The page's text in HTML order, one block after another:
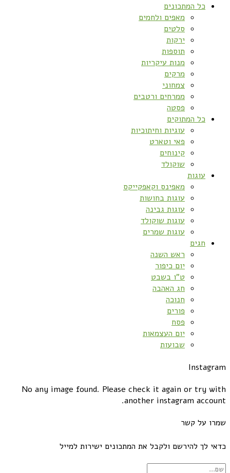
כל המתכונים
מאפים ולחמים
סלטים
ירקות
תוספות
מנות עיקריות
מרקים
צמחוני
ממרחים ורטבים
פסטה
כל המתוקים
עוגיות וחיתוכיות
פאי וטארט
קינוחים
שוקולד
עוגות
מאפינס וקאפקייקס
עוגות בחושות
עוגות גבינה
עוגות שוקולד
עוגות שמרים
חגים
ראש השנה
יום כיפור
ט”ו בשבט
חג האהבה
חנוכה
פורים
פסח
יום העצמאות
שבועות
Instagram
No any image found. Please check it again or try with
another instagram account.
שמרו על קשר
כדאי לך להירשם ולקבל את המתכונים ישירות למייל